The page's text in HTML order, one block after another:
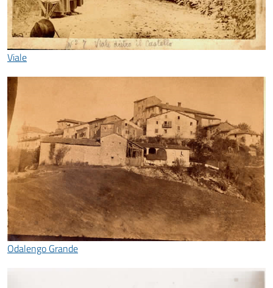
Viale
Odalengo Grande